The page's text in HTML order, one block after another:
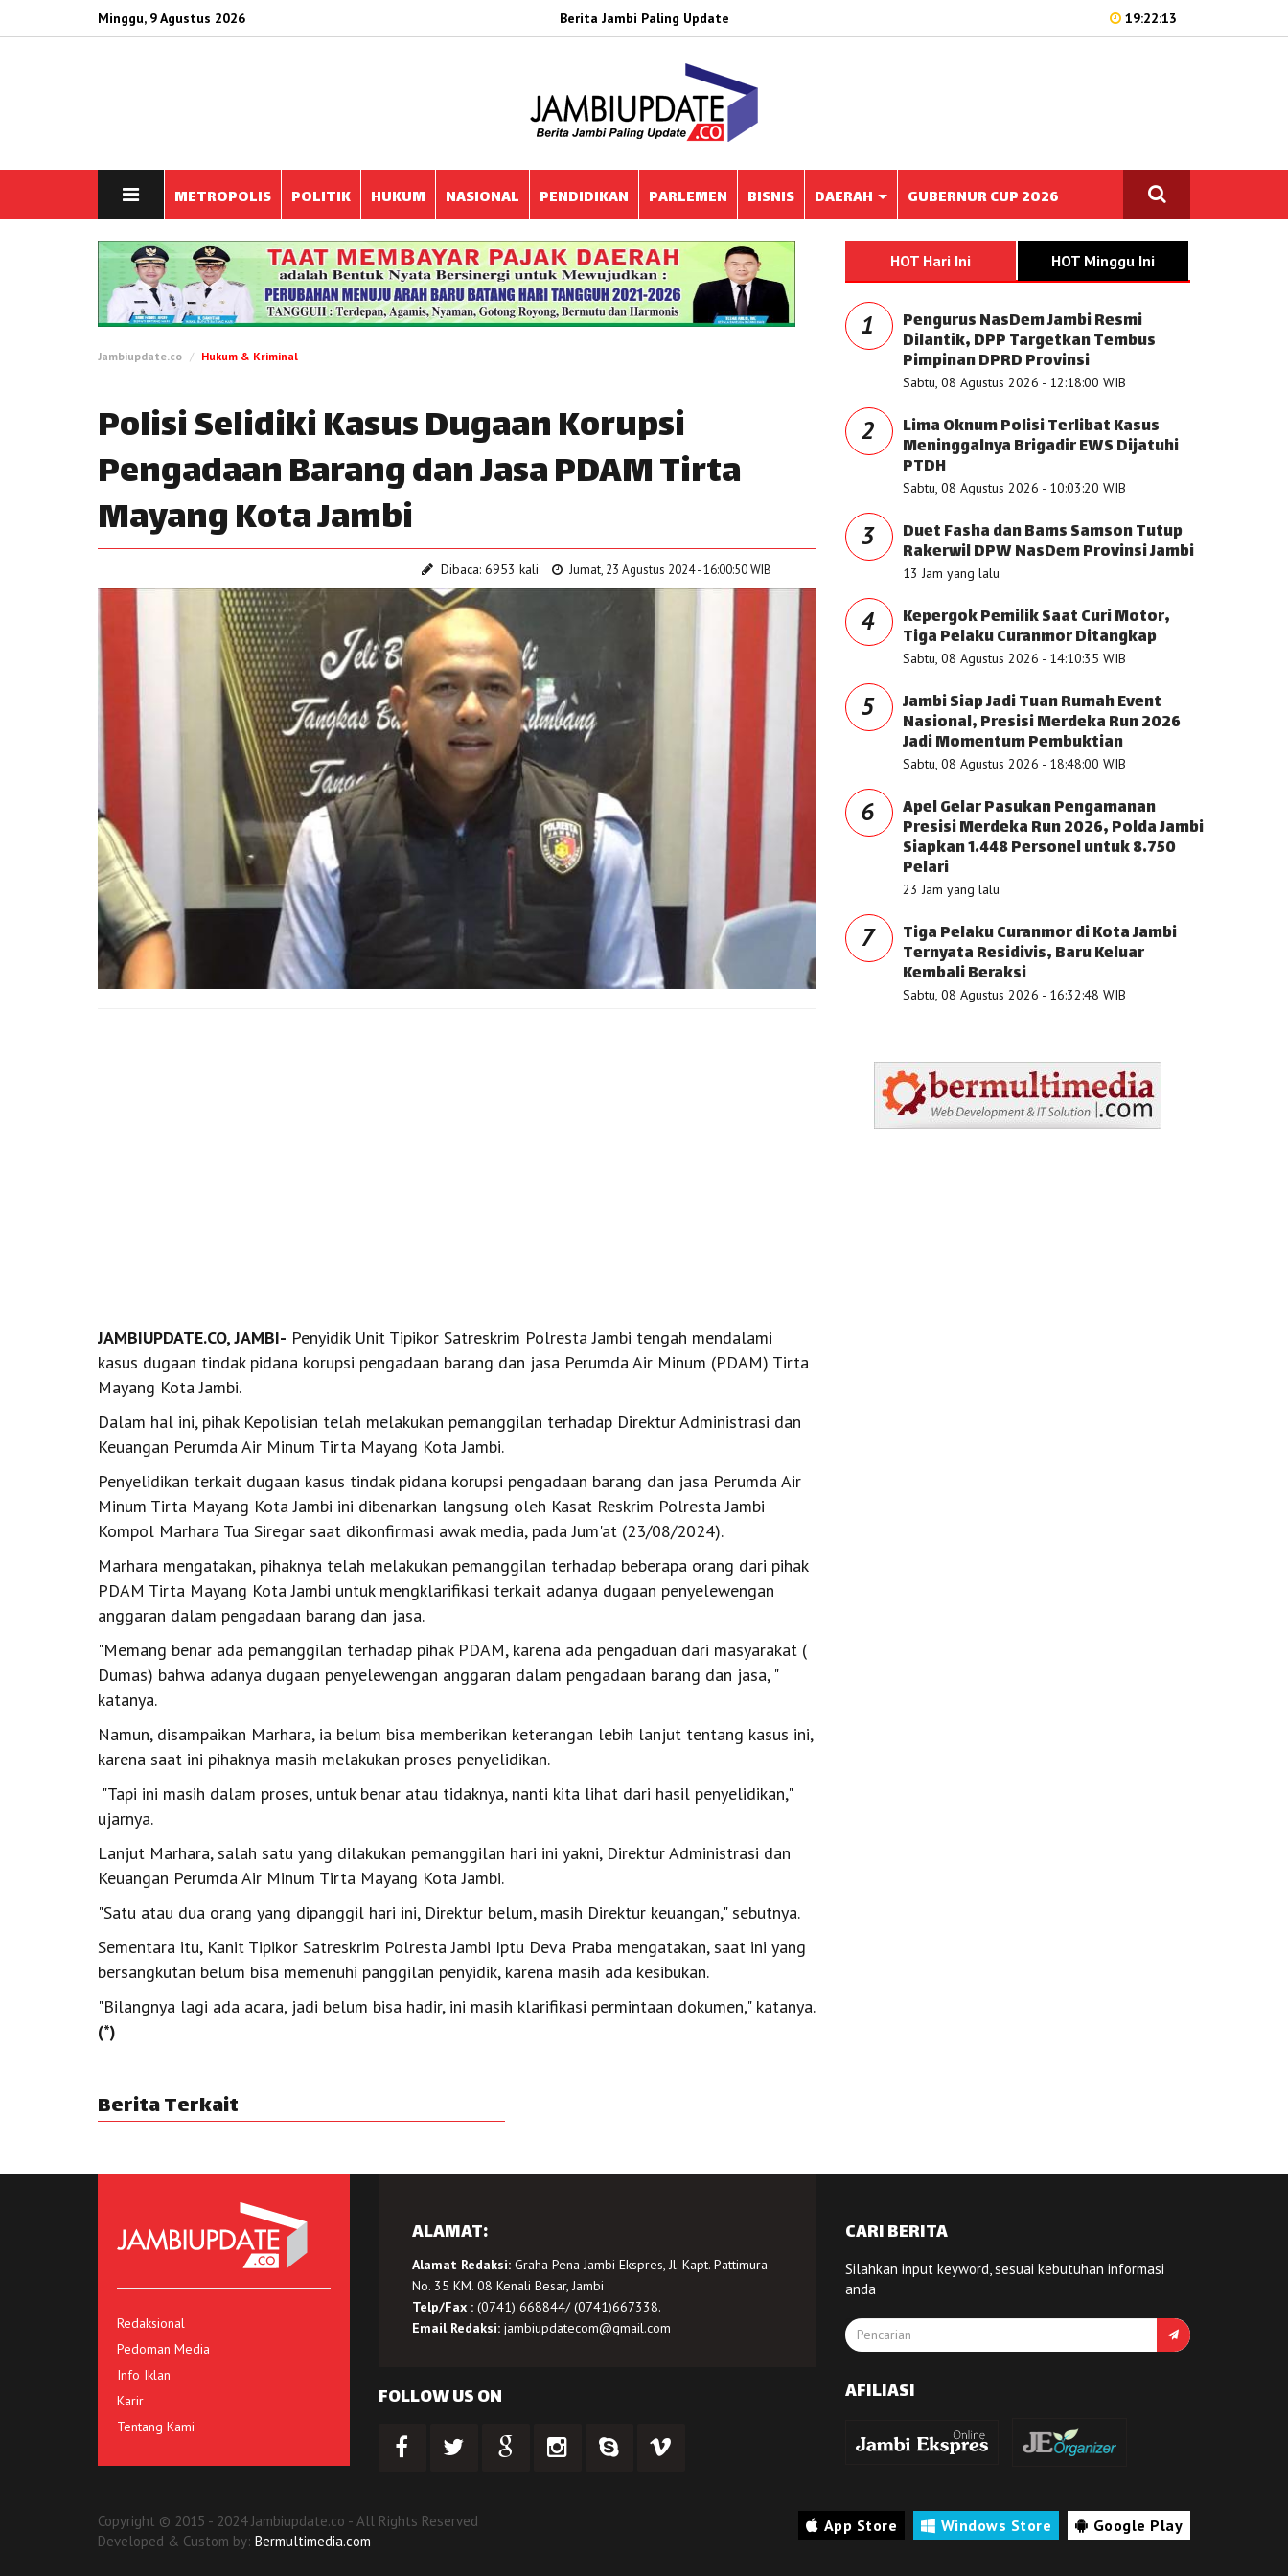
Minggu, 9 Agustus 2026 Berita Jambi Paling Update 19:22:13
METROPOLIS POLITIK HUKUM NASIONAL PENDIDIKAN PARLEMEN BISNIS DAERAH GUBERNUR CUP 2026
Jambiupdate.co Hukum & Kriminal
Polisi Selidiki Kasus Dugaan Korupsi
Pengadaan Barang dan Jasa PDAM Tirta
Mayang Kota Jambi
Dibaca: 6953 kali Jumat, 23 Agustus 2024 - 16:00:50 WIB
JAMBIUPDATE.CO, JAMBI- Penyidik Unit Tipikor Satreskrim Polresta Jambi tengah mendalami
kasus dugaan tindak pidana korupsi pengadaan barang dan jasa Perumda Air Minum (PDAM) Tirta
Mayang Kota Jambi.
Dalam hal ini, pihak Kepolisian telah melakukan pemanggilan terhadap Direktur Administrasi dan
Keuangan Perumda Air Minum Tirta Mayang Kota Jambi.
Penyelidikan terkait dugaan kasus tindak pidana korupsi pengadaan barang dan jasa Perumda Air
Minum Tirta Mayang Kota Jambi ini dibenarkan langsung oleh Kasat Reskrim Polresta Jambi
Kompol Marhara Tua Siregar saat dikonfirmasi awak media, pada Jum'at (23/08/2024).
Marhara mengatakan, pihaknya telah melakukan pemanggilan terhadap beberapa orang dari pihak
PDAM Tirta Mayang Kota Jambi untuk mengklarifikasi terkait adanya dugaan penyelewengan
anggaran dalam pengadaan barang dan jasa.
"Memang benar ada pemanggilan terhadap pihak PDAM, karena ada pengaduan dari masyarakat (
Dumas) bahwa adanya dugaan penyelewengan anggaran dalam pengadaan barang dan jasa, "
katanya.
Namun, disampaikan Marhara, ia belum bisa memberikan keterangan lebih lanjut tentang kasus ini,
karena saat ini pihaknya masih melakukan proses penyelidikan.
"Tapi ini masih dalam proses, untuk benar atau tidaknya, nanti kita lihat dari hasil penyelidikan,"
ujarnya.
Lanjut Marhara, salah satu yang dilakukan pemanggilan hari ini yakni, Direktur Administrasi dan
Keuangan Perumda Air Minum Tirta Mayang Kota Jambi.
"Satu atau dua orang yang dipanggil hari ini, Direktur belum, masih Direktur keuangan," sebutnya.
Sementara itu, Kanit Tipikor Satreskrim Polresta Jambi Iptu Deva Praba mengatakan, saat ini yang
bersangkutan belum bisa memenuhi panggilan penyidik, karena masih ada kesibukan.
"Bilangnya lagi ada acara, jadi belum bisa hadir, ini masih klarifikasi permintaan dokumen," katanya.
(*)
Berita Terkait
HOT Hari Ini HOT Minggu Ini
1 Pengurus NasDem Jambi Resmi
Dilantik, DPP Targetkan Tembus
Pimpinan DPRD Provinsi
Sabtu, 08 Agustus 2026 - 12:18:00 WIB
2 Lima Oknum Polisi Terlibat Kasus
Meninggalnya Brigadir EWS Dijatuhi
PTDH
Sabtu, 08 Agustus 2026 - 10:03:20 WIB
3 Duet Fasha dan Bams Samson Tutup
Rakerwil DPW NasDem Provinsi Jambi
13 Jam yang lalu
4 Kepergok Pemilik Saat Curi Motor,
Tiga Pelaku Curanmor Ditangkap
Sabtu, 08 Agustus 2026 - 14:10:35 WIB
5 Jambi Siap Jadi Tuan Rumah Event
Nasional, Presisi Merdeka Run 2026
Jadi Momentum Pembuktian
Sabtu, 08 Agustus 2026 - 18:48:00 WIB
6 Apel Gelar Pasukan Pengamanan
Presisi Merdeka Run 2026, Polda Jambi
Siapkan 1.448 Personel untuk 8.750
Pelari
23 Jam yang lalu
7 Tiga Pelaku Curanmor di Kota Jambi
Ternyata Residivis, Baru Keluar
Kembali Beraksi
Sabtu, 08 Agustus 2026 - 16:32:48 WIB
Redaksional
Pedoman Media
Info Iklan
Karir
Tentang Kami
ALAMAT:
Alamat Redaksi:Graha Pena Jambi Ekspres, Jl. Kapt. Pattimura
No. 35 KM. 08 Kenali Besar, Jambi
Telp/Fax :(0741) 668844/ (0741)667338.
Email Redaksi: jambiupdatecom@gmail.com
FOLLOW US ON
CARI BERITA
Silahkan input keyword, sesuai kebutuhan informasi
anda
AFILIASI
Copyright © 2015 - 2024 Jambiupdate.co - All Rights Reserved
Developed & Custom by: Bermultimedia.com
App Store Windows Store Google Play